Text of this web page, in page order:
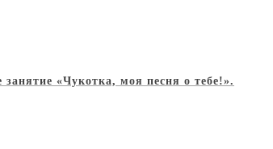
«Чукотка, моя песня о тебе!».